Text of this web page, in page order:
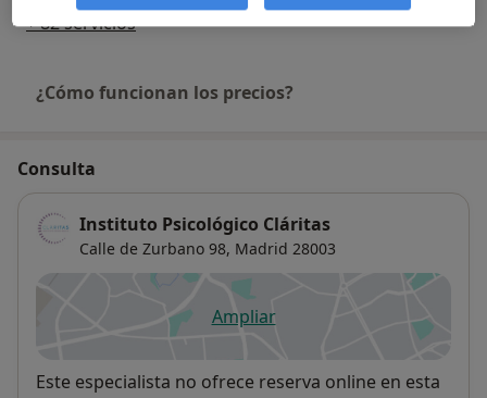
+ 82 servicios
¿Cómo funcionan los precios?
Consulta
Instituto Psicológico Cláritas
Calle de Zurbano 98, Madrid 28003
Ampliarse abre en una nueva
Disponibilidad
Este especialista no ofrece reserva online en esta